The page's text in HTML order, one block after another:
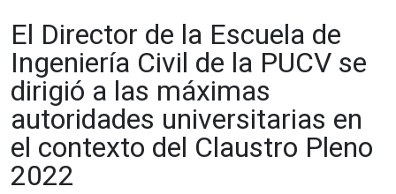
El Director de la Escuela de
Ingeniería Civil de la PUCV se
dirigió a las máximas
autoridades universitarias en
el contexto del Claustro Pleno
2022